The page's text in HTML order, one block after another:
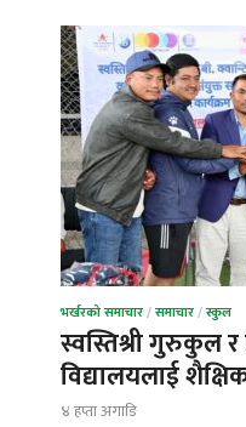
भर्खरको समाचार/समाचार/स्कुल
स्वस्तिश्री गुरुकुल र
विद्यालयलाई
४ हप्ता अगाडि